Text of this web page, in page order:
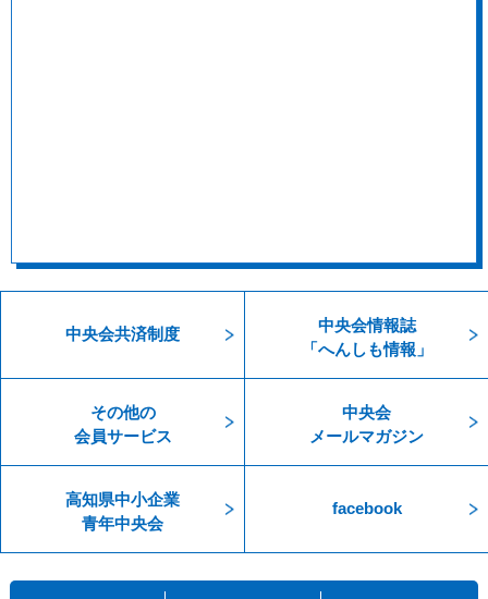
中央会共済制度
中央会情報誌
「へんしも情報」
その他の
会員サービス
中央会
メールマガジン
高知県中小企業
青年中央会
facebook